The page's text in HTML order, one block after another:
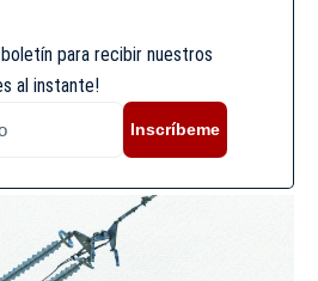
para recibir nuestros
al instante!
Inscríbeme